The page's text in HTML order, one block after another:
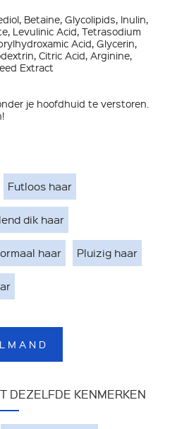
Betaine, Glycolipids, Inulin,
Levulinic Acid, Tetrasodium
Acid, Glycerin,
Citric Acid, Arginine,
Extract
je hoofdhuid te verstoren.
Futloos haar
dik haar
haar Pluizig haar
DEZELFDE KENMERKEN